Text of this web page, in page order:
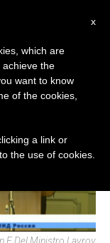
E Del Ministro Lavrov
x
which are
the
want to know
of the cookies,
a link or
the use of cookies.